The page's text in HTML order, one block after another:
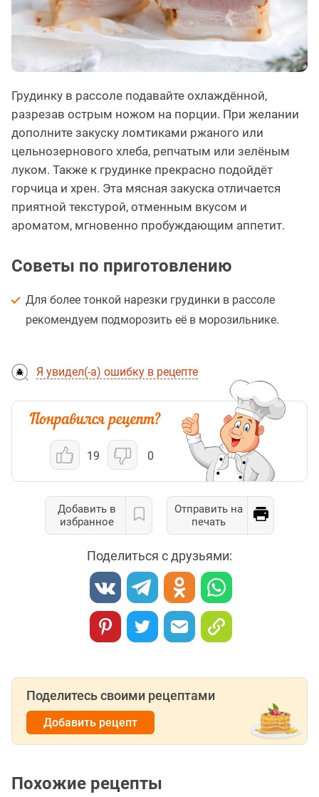
Грудинку в рассоле подавайте охлаждённой,
разрезав острым ножом на порции. При желании
дополните закуску ломтиками ржаного или
цельнозернового хлеба, репчатым или зелёным
луком. Также к грудинке прекрасно подойдёт
горчица и хрен. Эта мясная закуска отличается
приятной текстурой, отменным вкусом и
ароматом, мгновенно пробуждающим аппетит.
Советы по приготовлению
Для более тонкой нарезки грудинки в рассоле
рекомендуем подморозить её в морозильнике.
Я увидел(-а) ошибку в рецепте
19 0
Добавить в
избранное
Отправить на
печать
Поделиться с друзьями:
Поделитесь своими рецептами
Добавить рецепт
Похожие рецепты